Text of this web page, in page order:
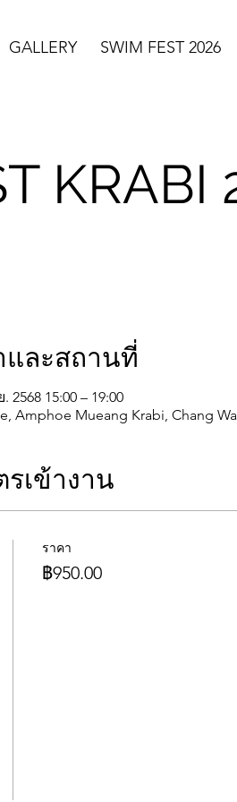
GALLERY SWIM FEST 2026
KRABI
และสถานที่
2568 15:00 – 19:00
Amphoe Mueang Krabi, Chang
รเข้างาน
ราคา
฿950.00